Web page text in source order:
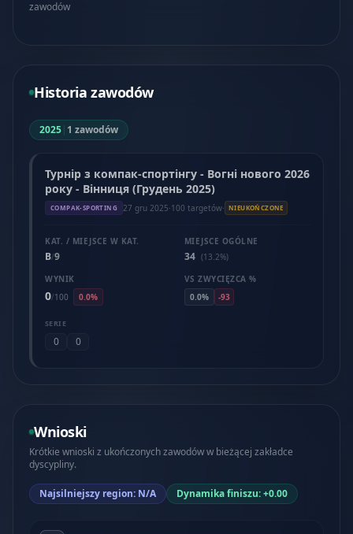
zawodów
Historia zawodów
2025| 1 zawodów
Турнір з компак-спортінгу - Вогні нового 2026
року - Вінниця (Грудень 2025)
COMPAK-SPORTING 27 gru 2025·100 targetów· NIEUKOŃCZONE
KAT. / MIEJSCE W KAT.
B/9
MIEJSCE OGÓLNE
34 (13.2%)
WYNIK
0/100 0.0%
VS ZWYCIĘZCA %
0.0%
-93
SERIE
0 0
Wnioski
Krótkie wnioski z ukończonych zawodów w bieżącej zakładce
dyscypliny.
Najsilniejszy region: N/A Dynamika finiszu: +0.00